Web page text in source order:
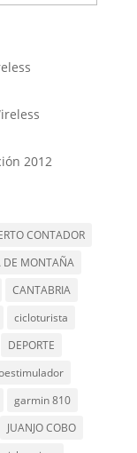
2012
CONTADOR
DE MONTAÑA
CANTABRIA
cicloturista
DEPORTE
garmin 810
JUANJO COBO